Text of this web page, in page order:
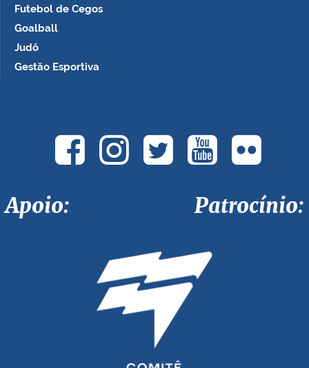
Futebol de Cegos
Goalball
Judô
Gestão Esportiva
Apoio: Patrocínio: